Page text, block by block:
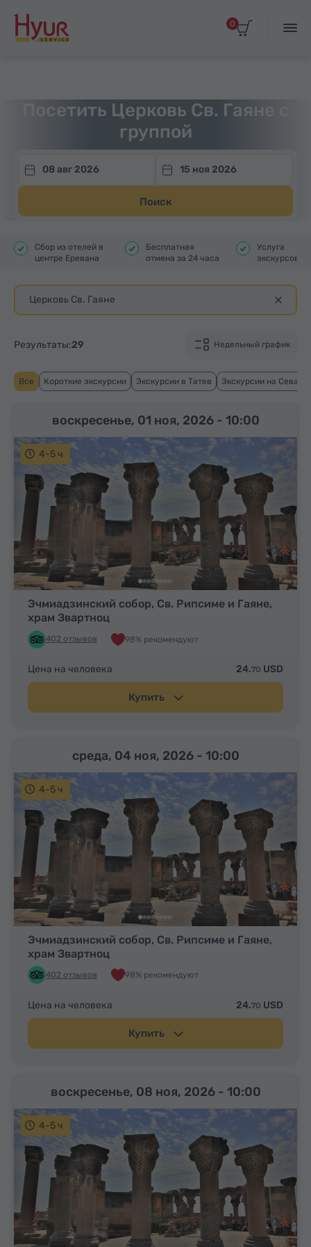
0
Посетить Церковь Св. Гаяне с
группой
08 авг 2026 15 ноя 2026
Поиск
Сбор из отелей в
центре Еревана
Бесплатная
отмена за 24 часа
Услуга
Церковь Св. Гаяне
Недельный график
Результаты:29
Все Короткие экскурсии Экскурсии в Татев Экскурсии на Севан
4-5 ч
Эчмиадзинский собор, Св. Рипсиме и Гаяне,
храм Звартноц
402 отзывов 98% рекомендуют
воскресенье, 01 ноя, 2026 - 10:00
Цена на человека 24.70 USD
Купить
4-5 ч
Эчмиадзинский собор, Св. Рипсиме и Гаяне,
храм Звартноц
402 отзывов 98% рекомендуют
среда, 04 ноя, 2026 - 10:00
Цена на человека 24.70 USD
Купить
4-5 ч
воскресенье, 08 ноя, 2026 - 10:00